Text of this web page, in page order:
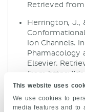
This website uses
We use cookies to
media features and to
Retrieved from
Herrington, J.,
Ion Channels.
Pharmacology
Elsevier.
from https://
Membranes,